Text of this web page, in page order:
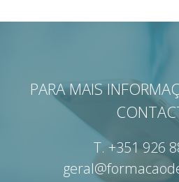
PARA MAIS
T.+351 926